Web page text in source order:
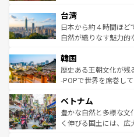
ならではの贅沢な旅のスタイルだ。
情報はコンテンツ一覧
れるおもてなしの心で
人々、おいしいローカ
ク、伝統的なフラダン
ワイを、存分に味わってほしい。 なお、
はコンテンツ一覧を参
リアリーフや大陸中央
ク）、タスマニアの美
ど、見どころがたくさ
いる。アクティビティ
ビング、ハイキングな
い。オーストラリアの
参照してほしい。
台湾
日本から約４時間ほど
自然が織りなす魅力的
ン）、静ひつな山岳地
と山間の静けさが共存
驚きをもたらしてくれ
容にもいいと評判のス
が味わえる。
照してほしい。
韓国
歴史ある王朝文化が残
-POPで世界を席巻し
き、地方に足を延ばせ
できる。そして、キム
まで、さまざまな韓国
ベトナム
豊かな自然と多様な
く伸びる国土には、広